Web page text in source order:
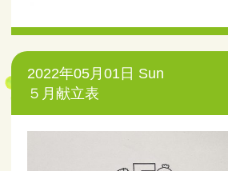
2022年05月01日 Sun
５月献立表